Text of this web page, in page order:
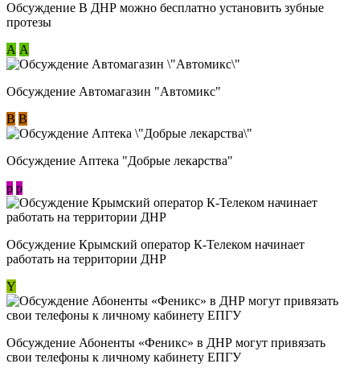
Обсуждение В ДНР можно бесплатно установить зубные
протезы
А А
Обсуждение Автомагазин "Автомикс"
В В
Обсуждение Аптека "Добрые лекарства"
p p
Обсуждение Крымский оператор К-Телеком начинает
работать на территории ДНР
Y
Обсуждение ​Абоненты «Феникс» в ДНР могут привязать
свои телефоны к личному кабинету ЕПГУ